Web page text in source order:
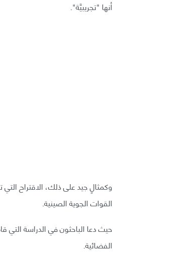
أنها "تجريبيَّة".
وكمثالٍ جيد على ذلك، الاقتراح
القوات الجوية الصينية.
حيث دعا الباحثون في الدراسة التي
الفضائية.